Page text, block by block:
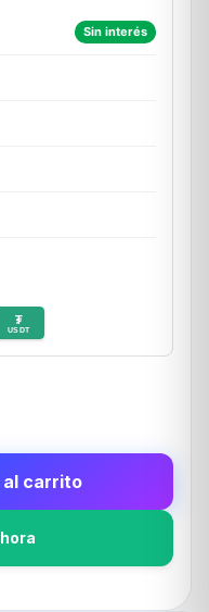
Sin interés
₮
USDT
carrito